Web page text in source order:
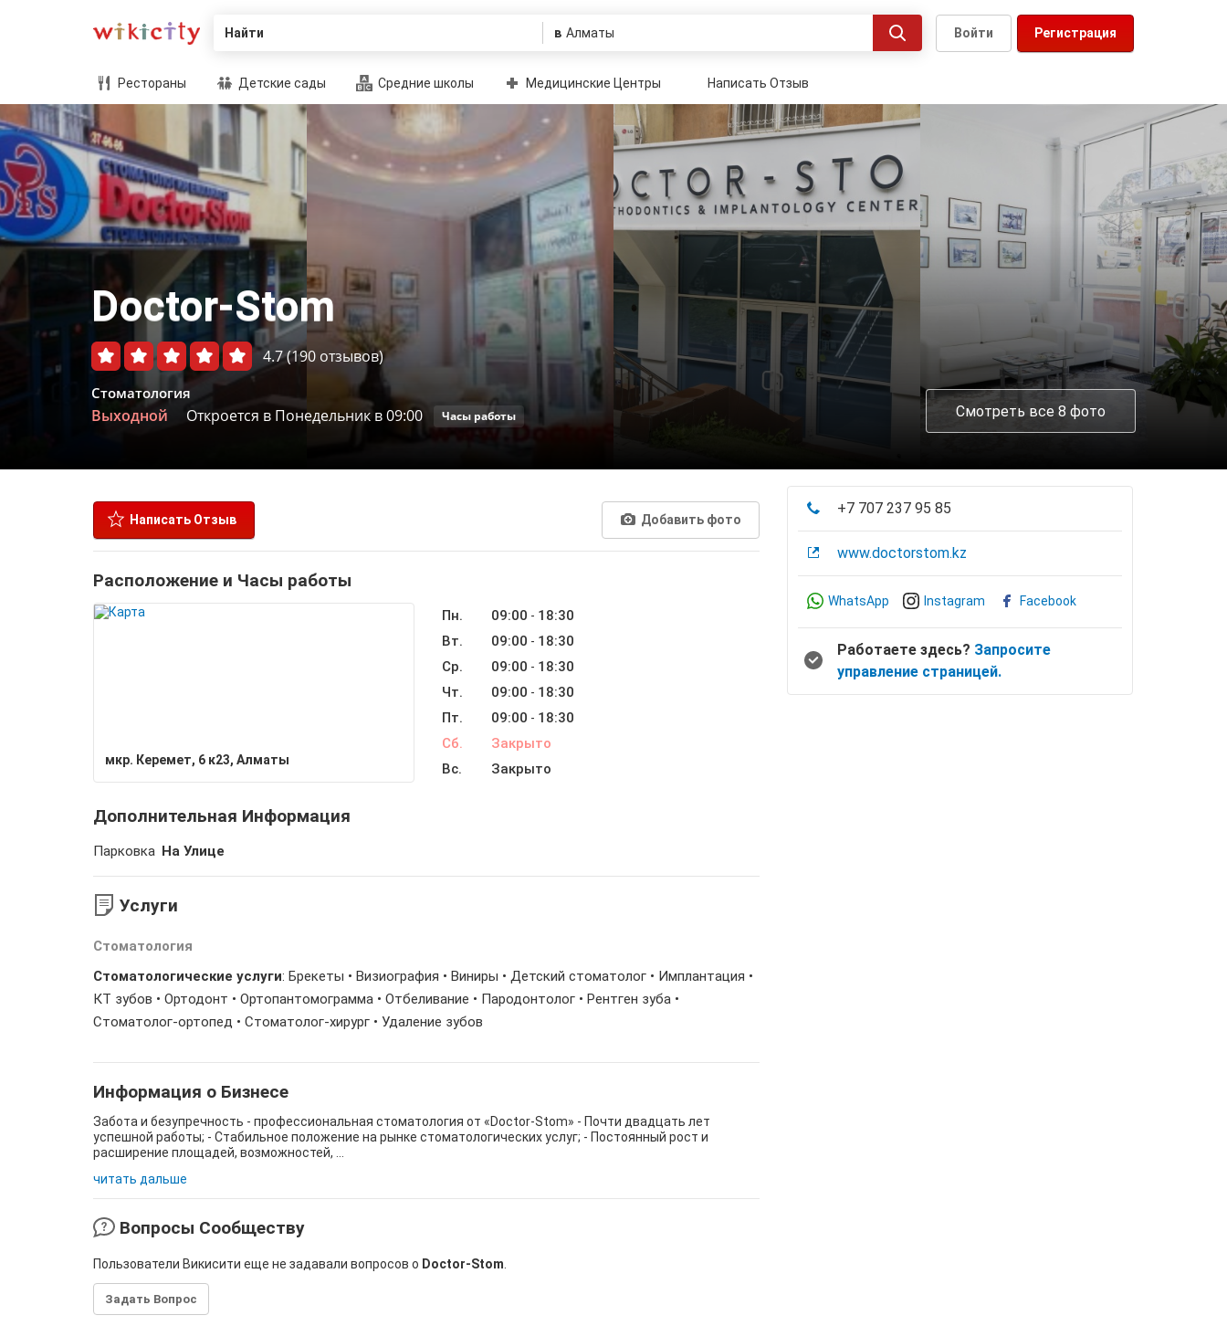
Найти в Регистрация
Войти
Рестораны Детские сады Средние школы Медицинские Центры Написать Отзыв
Doctor-Stom
4.7(190 отзывов)
Стоматология
Выходной Откроется в Понедельник в 09:00 Часы работы Смотреть все 8 фото
Написать Отзыв Добавить фото
Расположение и Часы работы
мкр. Керемет, 6 к23, Алматы
Пн. 09:00 - 18:30
Вт.
09:00 - 18:30
Ср.
09:00 - 18:30
Чт.
09:00 - 18:30
Пт.
09:00 - 18:30
Сб.
Закрыто
Вс.
Закрыто
Дополнительная Информация
Парковка На Улице
Услуги
Стоматология
Стоматологические услуги: Брекеты • Визиография • Виниры • Детский стоматолог • Имплантация •
КТ зубов • Ортодонт • Ортопантомограмма • Отбеливание • Пародонтолог • Рентген зуба •
Стоматолог-ортопед • Стоматолог-хирург • Удаление зубов
Информация о Бизнесе
Забота и безупречность - профессиональная стоматология от «Doctor-Stom» - Почти двадцать лет
успешной работы; - Стабильное положение на рынке стоматологических услуг; - Постоянный рост и
расширение площадей, возможностей, ...
читать дальше
Вопросы Сообществу
Пользователи Викисити еще не задавали вопросов о Doctor-Stom
Задать Вопрос
+7 707 237 95 85
www.doctorstom.kz
WhatsApp Instagram Facebook
Работаете здесь? Запросите
управление страницей.